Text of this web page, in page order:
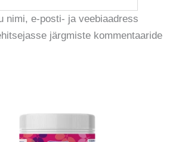
nimi, e-posti- ja veebiaadress
järgmiste kommentaaride